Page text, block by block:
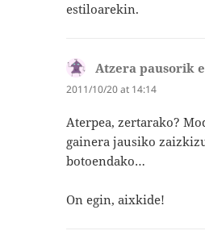
estiloarekin.
Atzera pausorik
2011/10/20 at 14:14
Aterpea, zertarako?
gainera jausiko
botoendako…
On egin, aixkide!